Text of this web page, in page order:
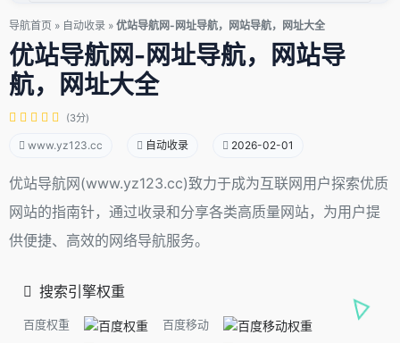
导航首页 » 自动收录 » 优站导航网-网址导航，网站导航，网址大全
优站导航网-网址导航，网站导
航，网址大全
(3分)
www.yz123.cc 自动收录 2026-02-01
优站导航网(www.yz123.cc)致力于成为互联网用户探索优质
网站的指南针，通过收录和分享各类高质量网站，为用户提
供便捷、高效的网络导航服务。
搜索引擎权重
百度权重
百度移动